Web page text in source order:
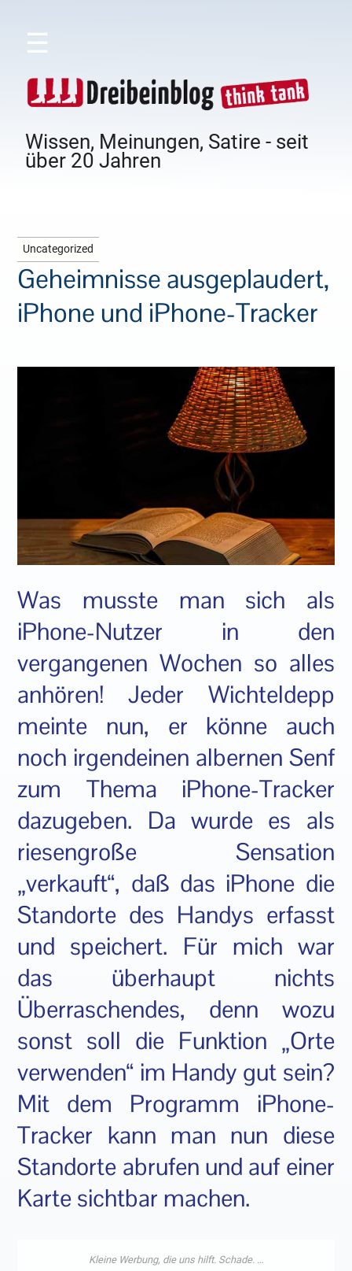
☰
Wissen, Meinungen, Satire - seit
über 20 Jahren
Uncategorized
Geheimnisse ausgeplaudert,
iPhone und iPhone-Tracker
Was musste man sich als
iPhone-Nutzer in den
vergangenen Wochen so alles
anhören! Jeder Wichteldepp
meinte nun, er könne auch
noch irgendeinen albernen Senf
zum Thema iPhone-Tracker
dazugeben. Da wurde es als
riesengroße Sensation
„verkauft“, daß das iPhone die
Standorte des Handys erfasst
und speichert. Für mich war
das überhaupt nichts
Überraschendes, denn wozu
sonst soll die Funktion „Orte
verwenden“ im Handy gut sein?
Mit dem Programm iPhone-
Tracker kann man nun diese
Standorte abrufen und auf einer
Karte sichtbar machen.